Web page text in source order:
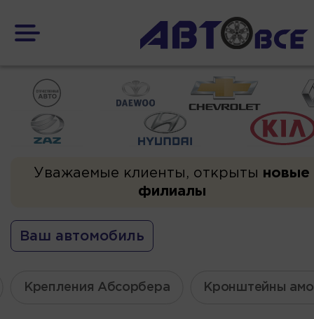
Уважаемые клиенты, открыты новые
филиалы
Ваш автомобиль
Крепления Абсорбера Кронштейны